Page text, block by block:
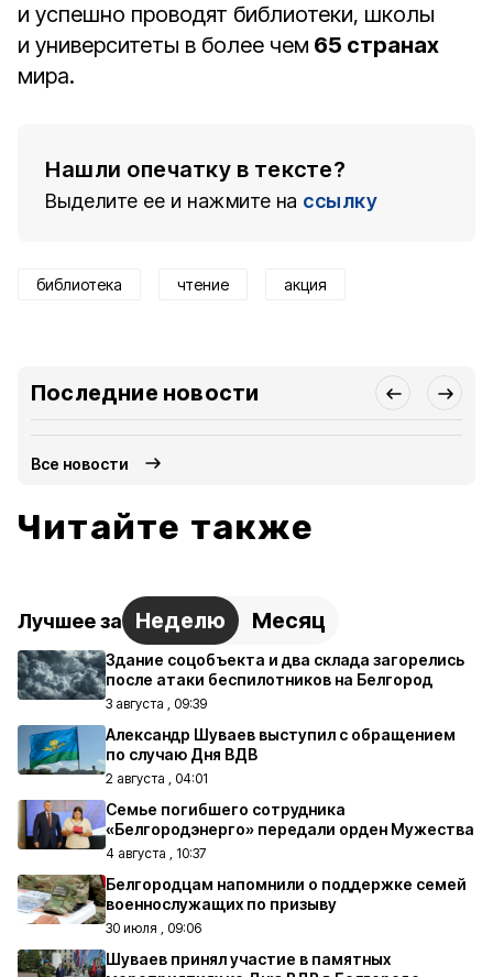
и успешно проводят библиотеки, школы
и университеты в более чем 65 странах
мира.
Нашли опечатку в тексте?
Выделите ее и нажмите на ссылку
библиотека чтение акция
Последние новости
Все новости
Читайте также
Лучшее за Неделю Месяц
Здание соцобъекта и два склада загорелись
после атаки беспилотников на Белгород
3 августа , 09:39
Александр Шуваев выступил с обращением
по случаю Дня ВДВ
2 августа , 04:01
Семье погибшего сотрудника
«Белгородэнерго» передали орден Мужества
4 августа , 10:37
Белгородцам напомнили о поддержке семей
военнослужащих по призыву
30 июля , 09:06
Шуваев принял участие в памятных